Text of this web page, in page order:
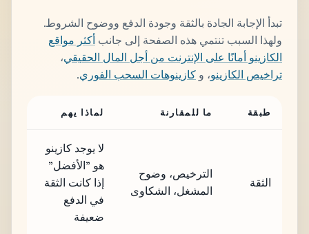
تبدأ الإجابة الجادة بالثقة وجودة الدفع ووضوح الشروط.
ولهذا السبب تنتمي هذه الصفحة إلى جانب أكثر مواقع
الكازينو أمانًا على الإنترنت من أجل المال الحقيقي،
تراخيص الكازينو، و كازينوهات السحب الفوري.
طبقة ما للمقارنة لماذا يهم
الثقة
الترخيص، وضوح
المشغل، الشكاوى
لا يوجد كازينو
هو "الأفضل"
إذا كانت الثقة
في الدفع
ضعيفة